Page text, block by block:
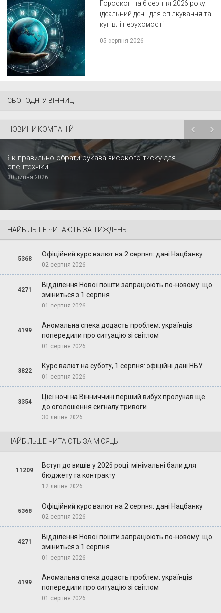
Гороскоп на 6 серпня 2026 року:
ідеальний день для спілкування та
купівлі нерухомості
05 серпня 2026
СЬОГОДНІ У ВІННИЦІ
НОВИНИ КОМПАНІЙ
Як правильно обрати рукава високого тиску для
спецтехніки
30 липня 2026
НАЙБІЛЬШЕ ЧИТАЮТЬ ЗА ТИЖДЕНЬ
5368
Офіційний курс валют на 2 серпня: дані Нацбанку
02 серпня 2026
4271
Відділення Нової пошти запрацюють по-новому: що
зміниться з 1 серпня
01 серпня 2026
4199
Аномальна спека додасть проблем: українців
попередили про ситуацію зі світлом
01 серпня 2026
3822
Курс валют на суботу, 1 серпня: офіційні дані НБУ
01 серпня 2026
3354
Цієї ночі на Вінниччині перший вибух пролунав ще
до оголошення сигналу тривоги
30 липня 2026
НАЙБІЛЬШЕ ЧИТАЮТЬ ЗА МІСЯЦЬ
11209
Вступ до вишів у 2026 році: мінімальні бали для
бюджету та контракту
12 липня 2026
5368
Офіційний курс валют на 2 серпня: дані Нацбанку
02 серпня 2026
4271
Відділення Нової пошти запрацюють по-новому: що
зміниться з 1 серпня
01 серпня 2026
4199
Аномальна спека додасть проблем: українців
попередили про ситуацію зі світлом
01 серпня 2026